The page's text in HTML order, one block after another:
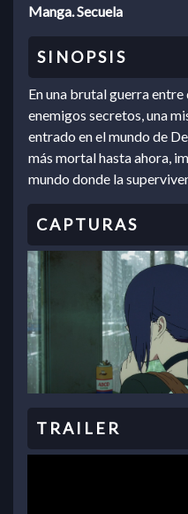
Manga. Secuela
En una brutal guerra
enemigos secretos, una
entrado en el mundo de
más mortal hasta ahora,
mundo donde la